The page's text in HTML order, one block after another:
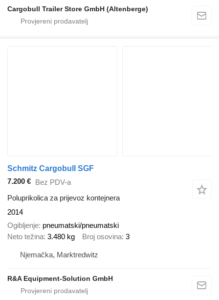
Cargobull Trailer Store GmbH (Altenberge)
Schmitz Cargobull SGF
7.200 € Bez PDV-a
Poluprikolica za prijevoz kontejnera
2014
Ogibljenje pneumatski/pneumatski
Neto težina 3.480 kg Broj osovina 3
Njemačka, Marktredwitz
R&A Equipment-Solution GmbH